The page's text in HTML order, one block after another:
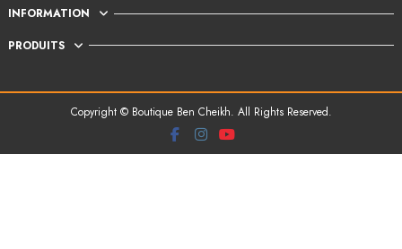
INFORMATION
PRODUITS
Copyright © Boutique Ben Cheikh. All Rights Reserved.